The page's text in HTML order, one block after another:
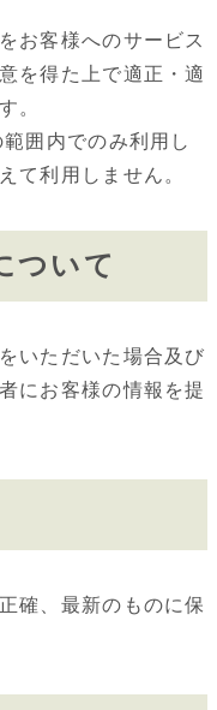
お客様へのサービス
を得た上で適正・適
。
囲内でのみ利用し
て利用しません。
ついて
いただいた場合及び
にお客様の情報を提
確、最新のものに保